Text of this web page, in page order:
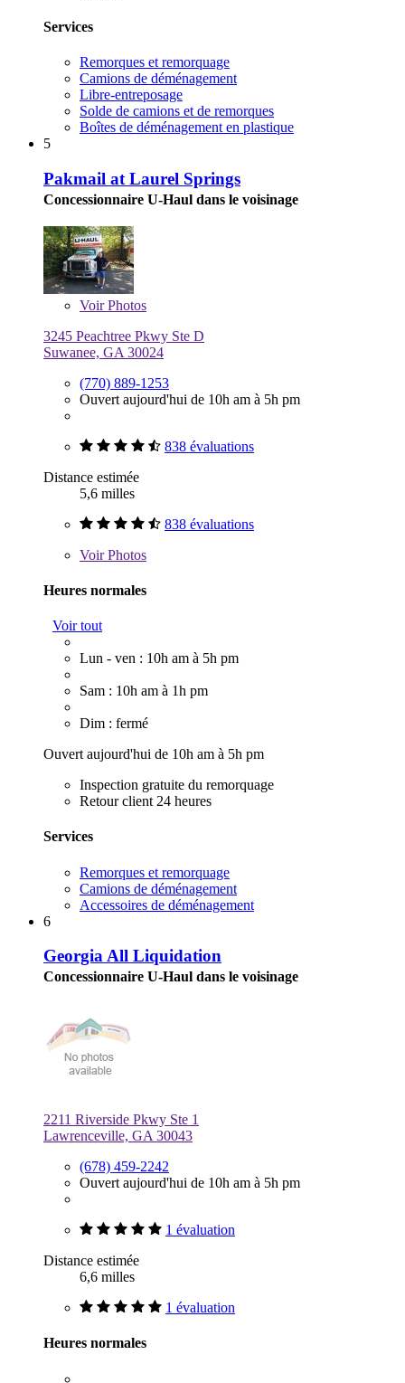
Services
Remorques et remorquage
Camions de déménagement
Libre-entreposage
Solde de camions et de remorques
Boîtes de déménagement en plastique
5
Pakmail at Laurel Springs
Concessionnaire U-Haul dans le voisinage
VoirPhotos
3245 Peachtree Pkwy Ste D
Suwanee, GA 30024
(770) 889-1253
Ouvert aujourd'hui de 10h am à 5h pm
838 évaluations
Distance estimée
5,6 milles
838 évaluations
VoirPhotos
Heures normales
Voir tout
Lun - ven : 10h am à 5h pm
Sam : 10h am à 1h pm
Dim : fermé
Ouvert aujourd'hui de 10h am à 5h pm
Inspection gratuite du remorquage
Retour client 24 heures
Services
Remorques et remorquage
Camions de déménagement
Accessoires de déménagement
6
Georgia All Liquidation
Concessionnaire U-Haul dans le voisinage
2211 Riverside Pkwy Ste 1
Lawrenceville, GA 30043
(678) 459-2242
Ouvert aujourd'hui de 10h am à 5h pm
1 évaluation
Distance estimée
6,6 milles
1 évaluation
Heures normales